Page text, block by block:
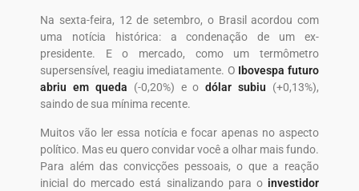
Na sexta-feira, 12 de setembro, o Brasil acordou com
uma notícia histórica: a condenação de um ex-
presidente. E o mercado, como um termômetro
supersensível, reagiu imediatamente. O Ibovespa futuro
abriu em queda (-0,20%) e odólar subiu (+0,13%),
saindo de sua mínima recente.
Muitos vão ler essa notícia e focar apenas no aspecto
político. Mas eu quero convidar você a olhar mais fundo.
Para além das convicções pessoais, o que a reação
inicial do mercado está sinalizando para o investidor